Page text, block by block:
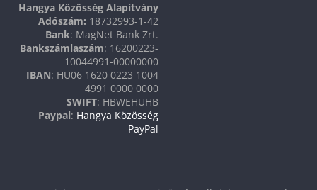
Hangya Közösség Alapítvány
Adószám: 18732993-1-42
Bank: MagNet Bank Zrt.
Bankszámlaszám: 16200223-
10044991-00000000
IBAN: HU06 1620 0223 1004
4991 0000 0000
SWIFT: HBWEHUHB
Paypal: Hangya Közösség
PayPal